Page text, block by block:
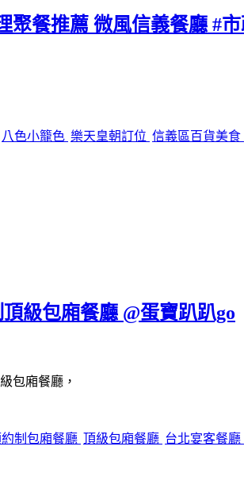
餐推薦 微風信義餐廳 #
八色小籠色 樂天皇朝訂位 信義區百貨美食
級包廂餐廳 @蛋寶趴趴go
包廂餐廳，
制包廂餐廳 頂級包廂餐廳 台北宴客餐廳